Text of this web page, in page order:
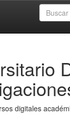
digitales